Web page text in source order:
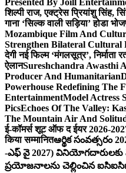
Presented By Joill
शिल्पी राज, एक्ट्रेस प्रियांशु सिंह,
गाना ‘सिल्क वाली सड़िया’ होडा
Mozambique Film And
Strengthen Bilateral Cultural
देगी नई फिल्म ‘मंगलसूत्र’, निर्माता
ऐलानSureshchandra Awasthi
Producer And Humanitarian
Powerhouse Redefining The
EntertainmentModel Actress
PicsEchoes Of The Valley:
The Mountain Air And
ई-कॉमर्स शूट ऑफ द ईयर 2026-
किया सम्मानितఆర్థిక సంవత్సరం
-ఎఫ్ వై 2027) వినియోగదారులకు
ప్రయోజనాలను చెల్లించిన